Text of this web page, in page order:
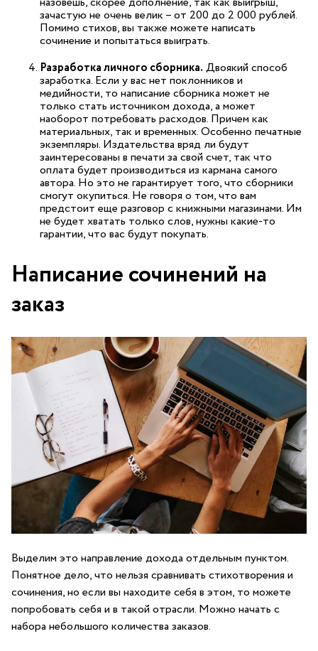
зачастую не очень велик – от 200 до 2 000 рублей.
Помимо стихов, вы также можете написать
сочинение и попытаться выиграть.
Разработка личного сборника. Двоякий способ
заработка. Если у вас нет поклонников и
медийности, то написание сборника может не
только стать источником дохода, а может
наоборот потребовать расходов. Причем как
материальных, так и временных. Особенно печатные
экземпляры. Издательства вряд ли будут
заинтересованы в печати за свой счет, так что
оплата будет производиться из кармана самого
автора. Но это не гарантирует того, что сборники
смогут окупиться. Не говоря о том, что вам
предстоит еще разговор с книжными магазинами. Им
не будет хватать только слов, нужны какие-то
гарантии, что вас будут покупать.
Написание сочинений на
заказ
Выделим это направление дохода отдельным пунктом.
Понятное дело, что нельзя сравнивать стихотворения и
сочинения, но если вы находите себя в этом, то можете
попробовать себя и в такой отрасли. Можно начать с
набора небольшого количества заказов.